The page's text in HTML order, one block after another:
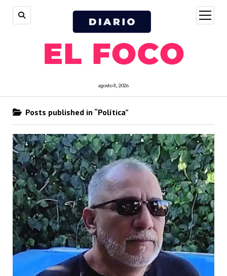
agosto 8, 2026
open
menu
Posts published in “Política”